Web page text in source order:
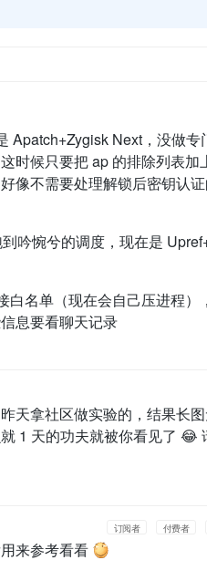
Apatch+Zygisk Next，没做
时候只要把 ap 的排除列表加
像不需要处理解锁后密钥认
吟惋兮的调度，现在是
白名单（现在会自己压进程
息要看聊天记录
天拿社区做实验的，结果长
1 天的功夫就被你看见了 😂
订阅者 付费者
来参考看看